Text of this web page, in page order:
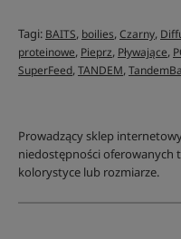
Tagi: BAITS, boilies,Czarny,
proteinowe, Pieprz, Pływające,
SuperFeed,TANDEM,
Prowadzący sklep
niedostępności oferowanych
kolorystyce lub rozmiarze.